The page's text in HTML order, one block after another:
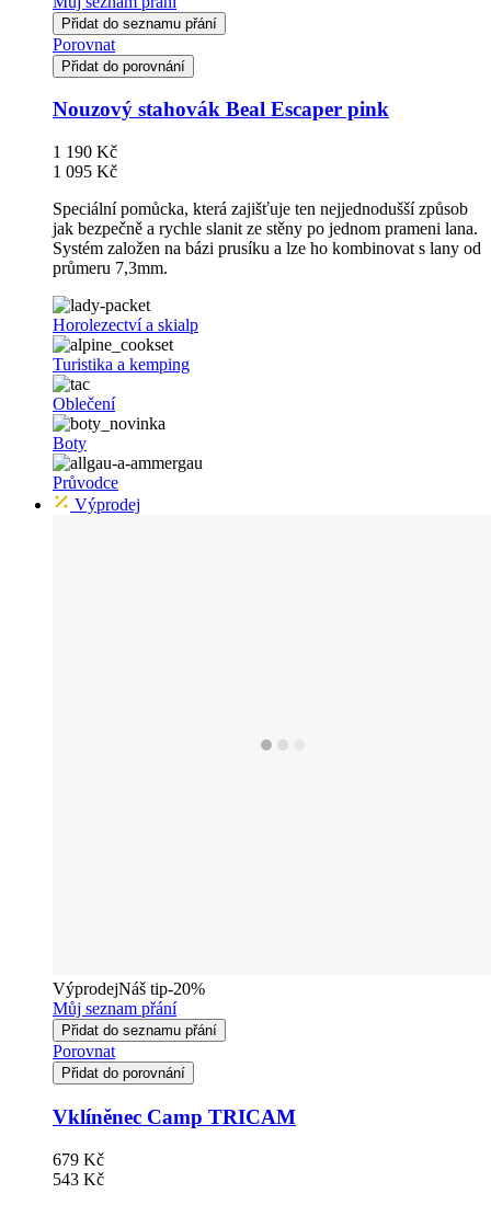
Přidat do seznamu přání
Porovnat
Přidat do porovnání
Nouzový stahovák Beal Escaper pink
1 190 Kč
1 095 Kč
Speciální pomůcka, která zajišťuje ten nejjednodušší způsob
jak bezpečně a rychle slanit ze stěny po jednom prameni lana.
Systém založen na bázi prusíku a lze ho kombinovat s lany od
průmeru 7,3mm.
Horolezectví a skialp
Turistika a kemping
Oblečení
Boty
Průvodce
Výprodej
VýprodejNáš tip-20%
Můj seznam přání
Přidat do seznamu přání
Porovnat
Přidat do porovnání
Vklíněnec Camp TRICAM
679 Kč
543 Kč